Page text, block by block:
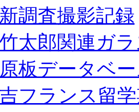
調査撮影記録
太郎関連ガ
板データベ
フランス留